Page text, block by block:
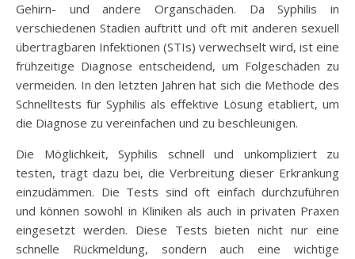
Gehirn- und andere Organschäden. Da Syphilis in
verschiedenen Stadien auftritt und oft mit anderen sexuell
übertragbaren Infektionen (STIs) verwechselt wird, ist eine
frühzeitige Diagnose entscheidend, um Folgeschäden zu
vermeiden. In den letzten Jahren hat sich die Methode des
Schnelltests für Syphilis als effektive Lösung etabliert, um
die Diagnose zu vereinfachen und zu beschleunigen.
Die Möglichkeit, Syphilis schnell und unkompliziert zu
testen, trägt dazu bei, die Verbreitung dieser Erkrankung
einzudämmen. Die Tests sind oft einfach durchzuführen
und können sowohl in Kliniken als auch in privaten Praxen
eingesetzt werden. Diese Tests bieten nicht nur eine
schnelle Rückmeldung, sondern auch eine wichtige